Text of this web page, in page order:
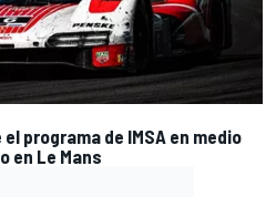
programa de IMSA en medio
en Le Mans